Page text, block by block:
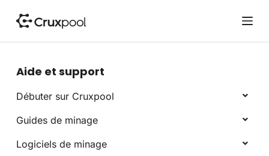
s
Aide et support
Débuter sur Cruxpool
Guides de minage
Logiciels de minage